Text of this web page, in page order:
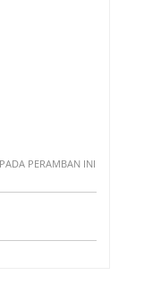
PERAMBAN INI